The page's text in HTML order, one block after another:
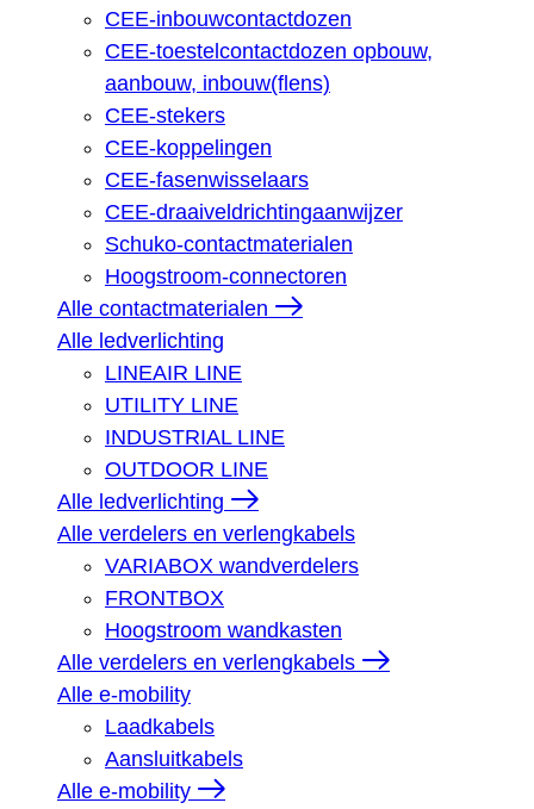
CEE-inbouwcontactdozen
CEE-toestelcontactdozen opbouw,
aanbouw, inbouw(flens)
CEE-stekers
CEE-koppelingen
CEE-fasenwisselaars
CEE-draaiveldrichtingaanwijzer
Schuko-contactmaterialen
Hoogstroom-connectoren
Alle contactmaterialen
Alle ledverlichting
LINEAIR LINE
UTILITY LINE
INDUSTRIAL LINE
OUTDOOR LINE
Alle ledverlichting
Alle verdelers en verlengkabels
VARIABOX wandverdelers
FRONTBOX
Hoogstroom wandkasten
Alle verdelers en verlengkabels
Alle e-mobility
Laadkabels
Aansluitkabels
Alle e-mobility